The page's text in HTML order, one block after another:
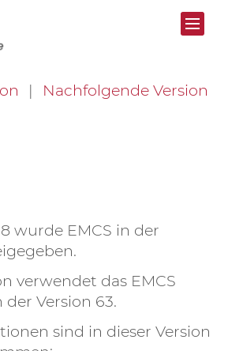
Nachfolgende Version
wurde EMCS in der
verwendet das EMCS
Version 63.
sind in dieser Version